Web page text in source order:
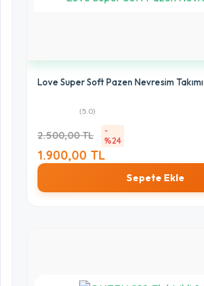
Love Super Soft Pazen Nevresim Takımı
(5.0)
2.500,00 TL
-
%24
1.900,00 TL
Sepete Ekle